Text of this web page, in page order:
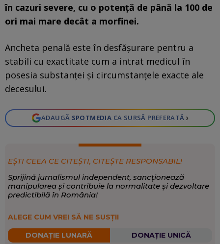
în cazuri severe, cu o potență de până la 100 de
ori mai mare decât a morfinei.
Ancheta penală este în desfășurare pentru a
stabili cu exactitate cum a intrat medicul în
posesia substanței și circumstanțele exacte ale
decesului.
ADAUGĂ SPOTMEDIA CA SURSĂ PREFERATĂ ›
EȘTI CEEA CE CITEȘTI, CITEȘTE RESPONSABIL!
Sprijină jurnalismul independent, sancționează
manipularea și contribuie la normalitate și dezvoltare
predictibilă în România!
ALEGE CUM VREI SĂ NE SUSȚII
DONAȚIE LUNARĂ DONAȚIE UNICĂ